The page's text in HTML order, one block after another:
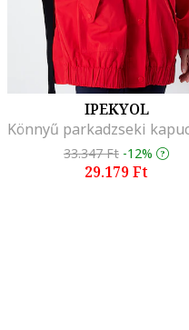
IPEKYOL
33.347 Ft -12%
29.179 Ft